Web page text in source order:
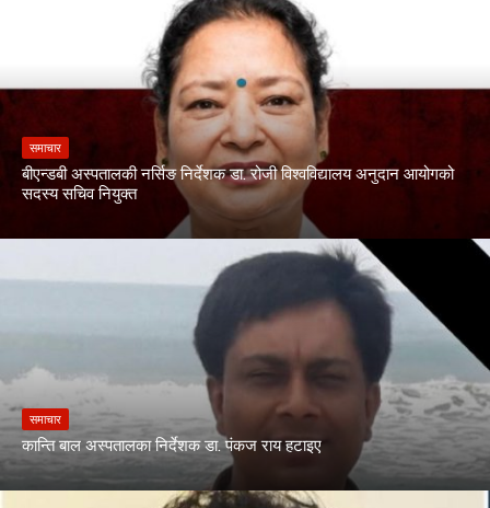
समाचार
बीएन्डबी अस्पतालकी नर्सिङ निर्देशक डा. रोजी विश्वविद्यालय अनुदान आयोगको
सदस्य सचिव नियुक्त
समाचार
कान्ति बाल अस्पतालका निर्देशक डा. पंकज राय हटाइए